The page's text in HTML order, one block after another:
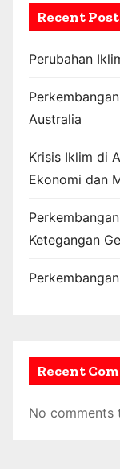
Recent
Perubahan
Australia
Krisis Iklim di
Ekonomi dan
Ketegangan
Recent
No comments